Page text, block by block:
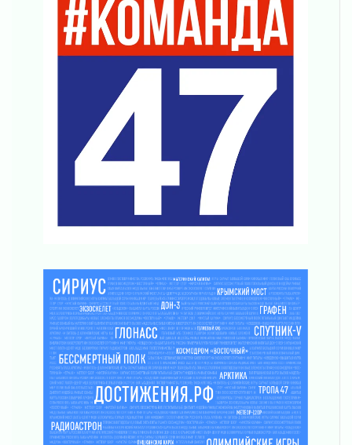
работу в деревне Мотохово
06 августа 2026
Ветеранам СВО — новые возможности для
самореализации
Экомилиция Ленобласти вышла на воду
06 августа 2026
Лето в ритме ремонта
06 августа 2026
Губернатор Ленобласти сделал ставку на
06 августа 2026
Проект «Производительность труда»
06 августа 2026
Стань частью «Капсулы времени»
06 августа 2026
В Сланцах открылся обновлённый Кадровый
центр
06 августа 2026
Для меня ты на свете одна
05 августа 2026